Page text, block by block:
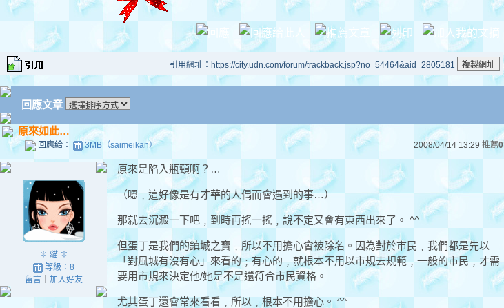
引用網址：https://city.udn.com/forum/trackback.jsp?no=54464&aid=2805181
回應文章
原來如此…
回應給： 3MB（saimeikan） 2008/04/14 13:29 推薦0
✽ 貓 ✽
等級：8
留言｜ 加入好友
原來是陷入瓶頸啊？…
（嗯﹐這好像是有才華的人偶而會遇到的事…）
那就去沉澱一下吧﹐到時再搖一搖﹐說不定又會有東西出來了。 ^^
但蛋丁是我們的鎮城之寶﹐所以不用擔心會被除名。因為對於市民﹐我們都是先以
「對風城有沒有心」來看的﹔有心的﹐就根本不用以市規去規範﹐一般的市民﹐才需
要用市規來決定他/她是不是還符合市民資格。
尤其蛋丁還會常來看看﹐所以﹐根本不用擔心。 ^^